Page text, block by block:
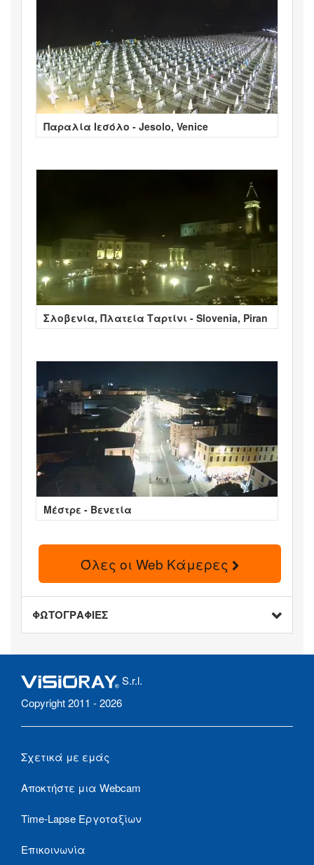
Παραλία Ιεσόλο - Jesolo, Venice
Σλοβενία, Πλατεία Ταρτίνι - Slovenia, Piran
Μέστρε - Βενετία
Όλες οι Web Κάμερες
ΦΩΤΟΓΡΑΦΙΕΣ
S.r.l.
Copyright 2011 - 2026
Σχετικά με εμάς
Αποκτήστε μια Webcam
Time-Lapse Εργοταξίων
Επικοινωνία